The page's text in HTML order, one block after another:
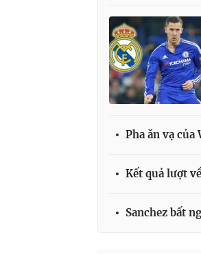
Pha ăn vạ của
Kết quả lượt
Sanchez bất